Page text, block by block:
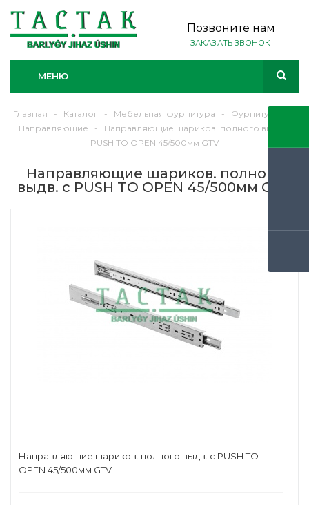
Позвоните нам
ЗАКАЗАТЬ ЗВОНОК
МЕНЮ
Главная - Каталог - Мебельная фурнитура - Фурнитура
Направляющие
-
Направляющие шариков. полного выдв. с
PUSH TO OPEN 45/500мм GTV
Направляющие шариков. полного
выдв. с PUSH TO OPEN 45/500мм GTV
Направляющие шариков. полного выдв. с PUSH TO
OPEN 45/500мм GTV